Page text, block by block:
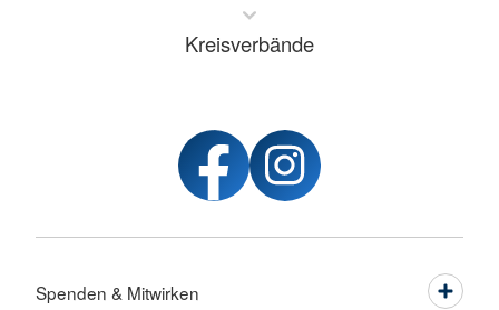
Kreisverbände
Spenden & Mitwirken